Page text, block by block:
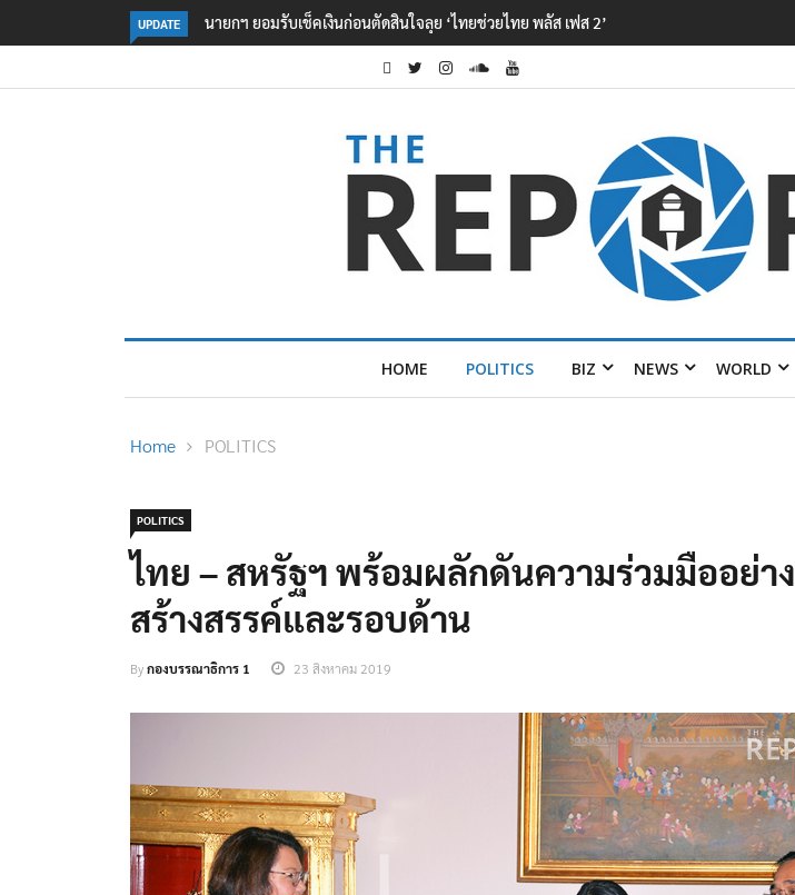
UPDATE
จลุย ‘ไทยช่วยไทย พลัส เฟส 2’นายกฯ เผย ‘มิน ออง ไลง์’ พร้อมร่วมแก้สารพิษแม่น้ำ – หมอก
ควัน – ยาเสพติด
HOME POLITICS BIZ NEWS WORLD
Home POLITICS
POLITICS
ไทย – สหรัฐฯ พร้อมผลักดันความร่วมมืออย่าง
สร้างสรรค์และรอบด้าน
Byกองบรรณาธิการ 1 23 สิงหาคม 2019